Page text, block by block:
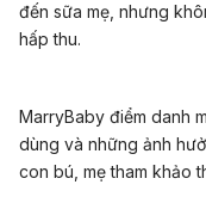
đến sữa mẹ, nhưng
hấp thu.
MarryBaby điểm danh
dùng và những ảnh
con bú, mẹ tham khảo